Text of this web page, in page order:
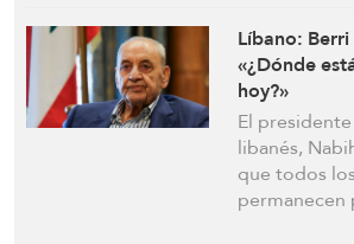
Líbano:
«¿Dónde
hoy?»
El
libanés,
que todos